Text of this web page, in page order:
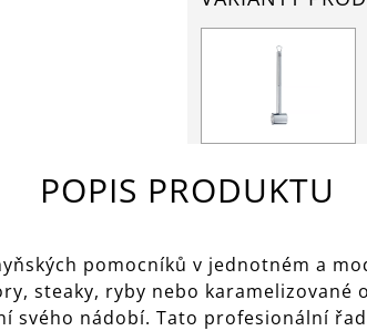
POPIS PRODUKTU
pomocníků v jednotném a
steaky, ryby nebo karamelizované
svého nádobí. Tato profesionální